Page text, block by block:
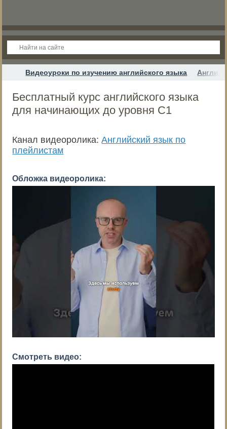
Видеоуроки по изучению английского языка
Бесплатный курс английского языка
для начинающих до уровня С1
Канал видеоролика:Английский язык по
плейлистам
Обложка видеоролика:
Смотреть видео: